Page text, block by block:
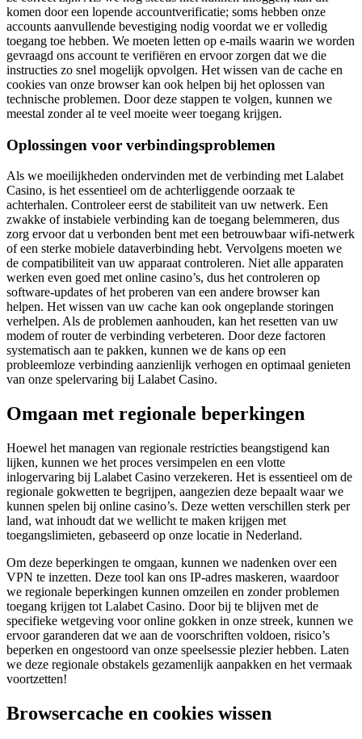
komen door een lopende accountverificatie; soms hebben onze
accounts aanvullende bevestiging nodig voordat we er volledig
toegang toe hebben. We moeten letten op e-mails waarin we worden
gevraagd ons account te verifiëren en ervoor zorgen dat we die
instructies zo snel mogelijk opvolgen. Het wissen van de cache en
cookies van onze browser kan ook helpen bij het oplossen van
technische problemen. Door deze stappen te volgen, kunnen we
meestal zonder al te veel moeite weer toegang krijgen.
Oplossingen voor verbindingsproblemen
Als we moeilijkheden ondervinden met de verbinding met Lalabet
Casino, is het essentieel om de achterliggende oorzaak te
achterhalen. Controleer eerst de stabiliteit van uw netwerk. Een
zwakke of instabiele verbinding kan de toegang belemmeren, dus
zorg ervoor dat u verbonden bent met een betrouwbaar wifi-netwerk
of een sterke mobiele dataverbinding hebt. Vervolgens moeten we
de compatibiliteit van uw apparaat controleren. Niet alle apparaten
werken even goed met online casino’s, dus het controleren op
software-updates of het proberen van een andere browser kan
helpen. Het wissen van uw cache kan ook ongeplande storingen
verhelpen. Als de problemen aanhouden, kan het resetten van uw
modem of router de verbinding verbeteren. Door deze factoren
systematisch aan te pakken, kunnen we de kans op een
probleemloze verbinding aanzienlijk verhogen en optimaal genieten
van onze spelervaring bij Lalabet Casino.
Omgaan met regionale beperkingen
Hoewel het managen van regionale restricties beangstigend kan
lijken, kunnen we het proces versimpelen en een vlotte
inlogervaring bij Lalabet Casino verzekeren. Het is essentieel om de
regionale gokwetten te begrijpen, aangezien deze bepaalt waar we
kunnen spelen bij online casino’s. Deze wetten verschillen sterk per
land, wat inhoudt dat we wellicht te maken krijgen met
toegangslimieten, gebaseerd op onze locatie in Nederland.
Om deze beperkingen te omgaan, kunnen we nadenken over een
VPN te inzetten. Deze tool kan ons IP-adres maskeren, waardoor
we regionale beperkingen kunnen omzeilen en zonder problemen
toegang krijgen tot Lalabet Casino. Door bij te blijven met de
specifieke wetgeving voor online gokken in onze streek, kunnen we
ervoor garanderen dat we aan de voorschriften voldoen, risico’s
beperken en ongestoord van onze speelsessie plezier hebben. Laten
we deze regionale obstakels gezamenlijk aanpakken en het vermaak
voortzetten!
Browsercache en cookies wissen